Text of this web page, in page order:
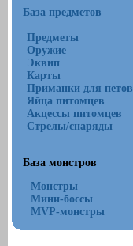
База предметов
Предметы
Оружие
Эквип
Карты
Приманки для петов
Яйца питомцев
Акцессы питомцев
Стрелы/снаряды
База монстров
Монстры
Мини-боссы
MVP-монстры